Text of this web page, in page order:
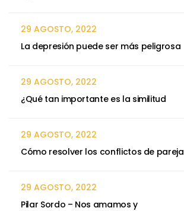
29 AGOSTO, 2022
La depresión puede ser más peligrosa
29 AGOSTO, 2022
¿Qué tan importante es la similitud
29 AGOSTO, 2022
Cómo resolver los conflictos de pareja
29 AGOSTO, 2022
Pilar Sordo – Nos amamos y